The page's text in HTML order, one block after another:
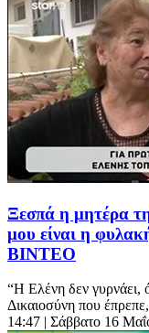
Ξεσπά η μητέρα
μου είναι η
ΒΙΝΤΕΟ
“Η Ελένη δεν γυρνάει,
Δικαιοσύνη που
14:47 | Σάββατο 16